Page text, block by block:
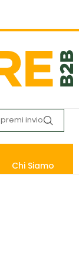
Chi Siamo